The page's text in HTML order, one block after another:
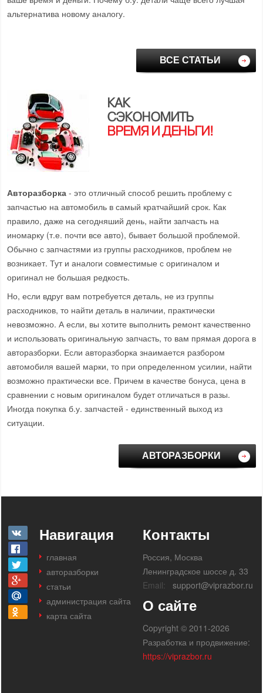
альтернатива новому аналогу.
ВСЕ СТАТЬИ
КАК
СЭКОНОМИТЬ
ВРЕМЯ И ДЕНЬГИ!
Авторазборка - это отличный способ решить проблему с
запчастью на автомобиль в самый кратчайший срок. Как
правило, даже на сегодняший день, найти запчасть на
иномарку (т.е. почти все авто), бывает большой проблемой.
Обычно с запчастями из группы расходников, проблем не
возникает. Тут и аналоги совместимые с оригиналом и
оригинал не большая редкость.
Но, если вдруг вам потребуется деталь, не из группы
расходников, то найти деталь в наличии, практически
невозможно. А если, вы хотите выполнить ремонт качественно
и использовать оригинальную запчасть, то вам прямая дорога в
авторазборки. Если авторазборка знаимается разбором
автомобиля вашей марки, то при определенном усилии, найти
возможно практически все. Причем в качестве бонуса, цена в
сравнении с новым оригиналом будет отличаться в разы.
Иногда покупка б.у. запчастей - единственный выход из
ситуации.
АВТОРАЗБОРКИ
Навигация
главная
авторазборки
статьи
администрация сайта
карта сайта
Контакты
Россия, Москва
Ленинградское шоссе д. 33
Email:
support@viprazbor.ru
О сайте
Copyright © 2011-2026
Разработка и продвижение:
https://viprazbor.ru